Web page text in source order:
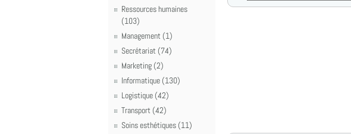
Ressources humaines
(103)
Management (1)
Secrétariat (74)
Marketing (2)
Informatique (130)
Logistique (42)
Transport (42)
Soins esthétiques (11)